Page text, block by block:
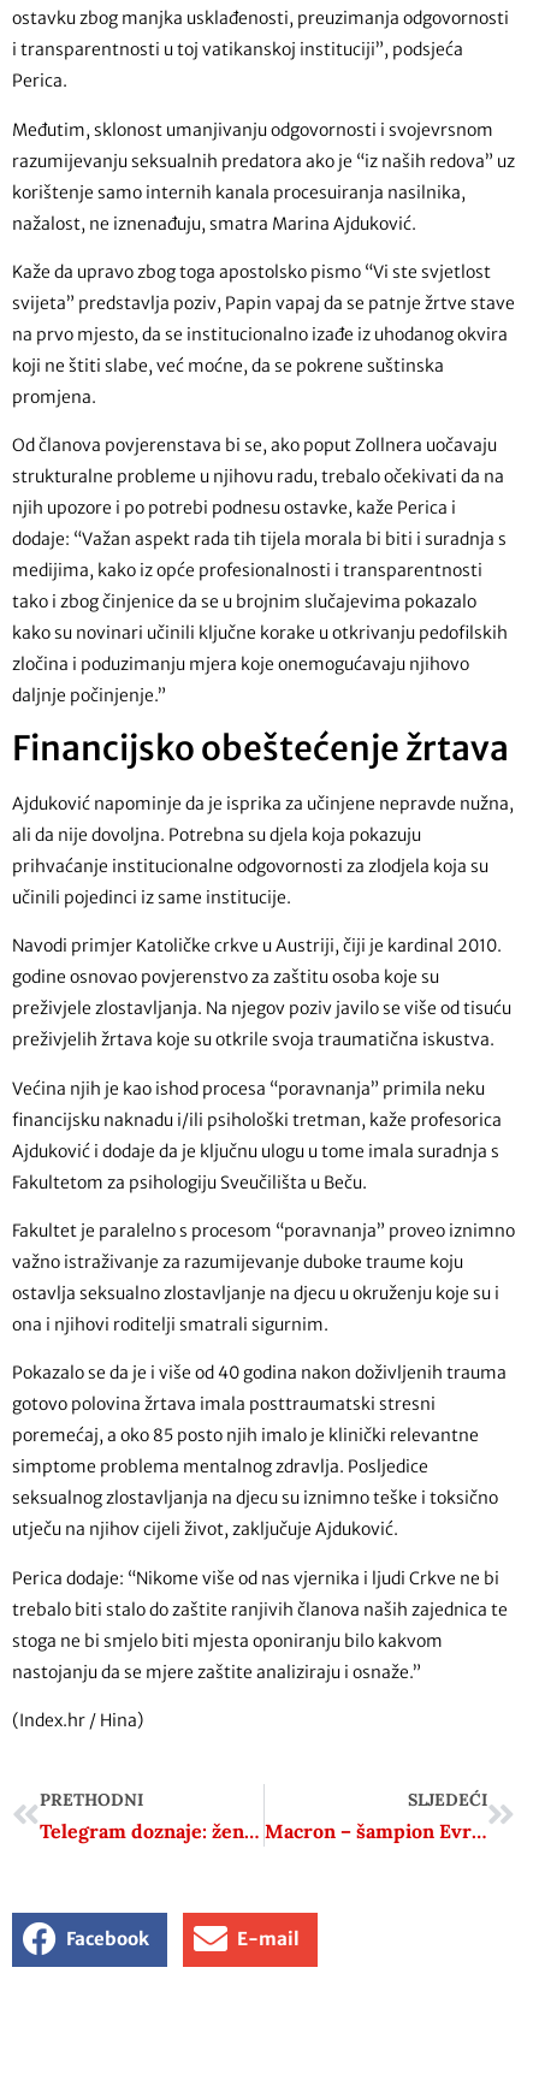
ostavku zbog manjka usklađenosti, preuzimanja odgovornosti
i transparentnosti u toj vatikanskoj instituciji”, podsjeća
Perica.
Međutim, sklonost umanjivanju odgovornosti i svojevrsnom
razumijevanju seksualnih predatora ako je “iz naših redova” uz
korištenje samo internih kanala procesuiranja nasilnika,
nažalost, ne iznenađuju, smatra Marina Ajduković.
Kaže da upravo zbog toga apostolsko pismo “Vi ste svjetlost
svijeta” predstavlja poziv, Papin vapaj da se patnje žrtve stave
na prvo mjesto, da se institucionalno izađe iz uhodanog okvira
koji ne štiti slabe, već moćne, da se pokrene suštinska
promjena.
Od članova povjerenstava bi se, ako poput Zollnera uočavaju
strukturalne probleme u njihovu radu, trebalo očekivati da na
njih upozore i po potrebi podnesu ostavke, kaže Perica i
dodaje: “Važan aspekt rada tih tijela morala bi biti i suradnja s
medijima, kako iz opće profesionalnosti i transparentnosti
tako i zbog činjenice da se u brojnim slučajevima pokazalo
kako su novinari učinili ključne korake u otkrivanju pedofilskih
zločina i poduzimanju mjera koje onemogućavaju njihovo
daljnje počinjenje.”
Financijsko obeštećenje žrtava
Ajduković napominje da je isprika za učinjene nepravde nužna,
ali da nije dovoljna. Potrebna su djela koja pokazuju
prihvaćanje institucionalne odgovornosti za zlodjela koja su
učinili pojedinci iz same institucije.
Navodi primjer Katoličke crkve u Austriji, čiji je kardinal 2010.
godine osnovao povjerenstvo za zaštitu osoba koje su
preživjele zlostavljanja. Na njegov poziv javilo se više od tisuću
preživjelih žrtava koje su otkrile svoja traumatična iskustva.
Većina njih je kao ishod procesa “poravnanja” primila neku
financijsku naknadu i/ili psihološki tretman, kaže profesorica
Ajduković i dodaje da je ključnu ulogu u tome imala suradnja s
Fakultetom za psihologiju Sveučilišta u Beču.
Fakultet je paralelno s procesom “poravnanja” proveo iznimno
važno istraživanje za razumijevanje duboke traume koju
ostavlja seksualno zlostavljanje na djecu u okruženju koje su i
ona i njihovi roditelji smatrali sigurnim.
Pokazalo se da je i više od 40 godina nakon doživljenih trauma
gotovo polovina žrtava imala posttraumatski stresni
poremećaj, a oko 85 posto njih imalo je klinički relevantne
simptome problema mentalnog zdravlja. Posljedice
seksualnog zlostavljanja na djecu su iznimno teške i toksično
utječu na njihov cijeli život, zaključuje Ajduković.
Perica dodaje: “Nikome više od nas vjernika i ljudi Crkve ne bi
trebalo biti stalo do zaštite ranjivih članova naših zajednica te
stoga ne bi smjelo biti mjesta oponiranju bilo kakvom
nastojanju da se mjere zaštite analiziraju i osnaže.”
(Index.hr / Hina)
PRETHODNI
Telegram doznaje: žena koja tvrdi da je ustaški logor za djecu zapravo bio prihvatilište, u utorak bi mogla postati dekanica
SLJEDEĆI
Macron – šampion Evrope kakva je mogla biti
Facebook E-mail